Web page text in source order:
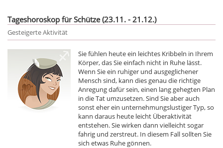
Tageshoroskop für Schütze (23.11. - 21.12.)
Gesteigerte Aktivität
Sie fühlen heute ein leichtes Kribbeln in Ihrem
Körper, das Sie einfach nicht in Ruhe lässt.
Wenn Sie ein ruhiger und ausgeglichener
Mensch sind, kann dies genau die richtige
Anregung dafür sein, einen lang gehegten Plan
in die Tat umzusetzen. Sind Sie aber auch
sonst eher ein unternehmungslustiger Typ, so
kann daraus heute leicht Überaktivität
entstehen. Sie wirken dann vielleicht sogar
fahrig und zerstreut. In diesem Fall sollten Sie
sich etwas Ruhe gönnen.